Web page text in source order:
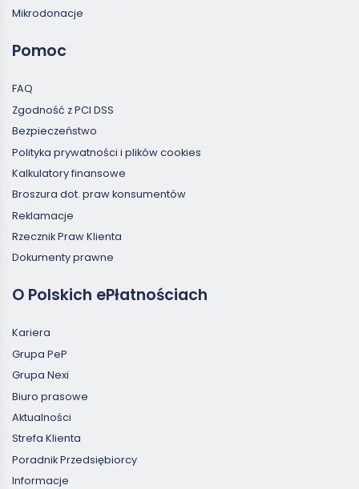
Mikrodonacje
Pomoc
FAQ
Zgodność z PCI DSS
Bezpieczeństwo
Polityka prywatności i plików cookies
Kalkulatory finansowe
Broszura dot. praw konsumentów
Reklamacje
Rzecznik Praw Klienta
Dokumenty prawne
O Polskich ePłatnościach
Kariera
Grupa PeP
Grupa Nexi
Biuro prasowe
Aktualności
Strefa Klienta
Poradnik Przedsiębiorcy
Informacje